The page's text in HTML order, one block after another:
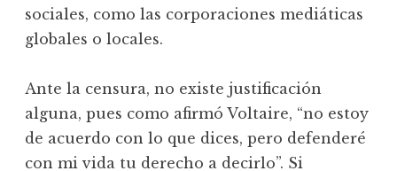
sociales, como las corporaciones mediáticas
globales o locales.
Ante la censura, no existe justificación
alguna, pues como afirmó Voltaire, “no estoy
de acuerdo con lo que dices, pero defenderé
con mi vida tu derecho a decirlo”. Si